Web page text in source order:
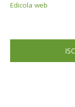
Edicola web